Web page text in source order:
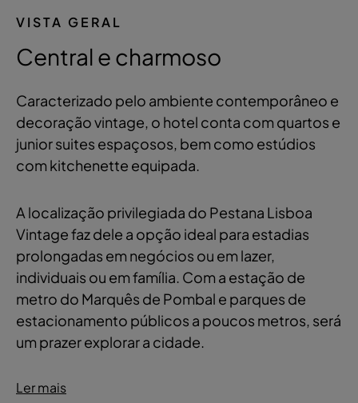
VISTA GERAL
Central e charmoso
Caracterizado pelo ambiente contemporâneo e
decoração vintage, o hotel conta com quartos e
junior suites espaçosos, bem como estúdios
com kitchenette equipada.
A localização privilegiada do Pestana Lisboa
Vintage faz dele a opção ideal para estadias
prolongadas em negócios ou em lazer,
individuais ou em família. Com a estação de
metro do Marquês de Pombal e parques de
estacionamento públicos a poucos metros, será
um prazer explorar a cidade.
Ler mais